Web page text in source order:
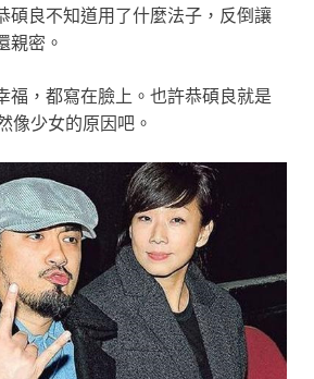
碩良不知道用了什麼法子，反倒讓
親密。
福，都寫在臉上。也許恭碩良就是
像少女的原因吧。